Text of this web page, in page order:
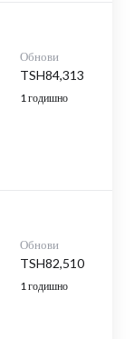
Обнови
TSH84,313
1 годишно
Обнови
TSH82,510
1 годишно